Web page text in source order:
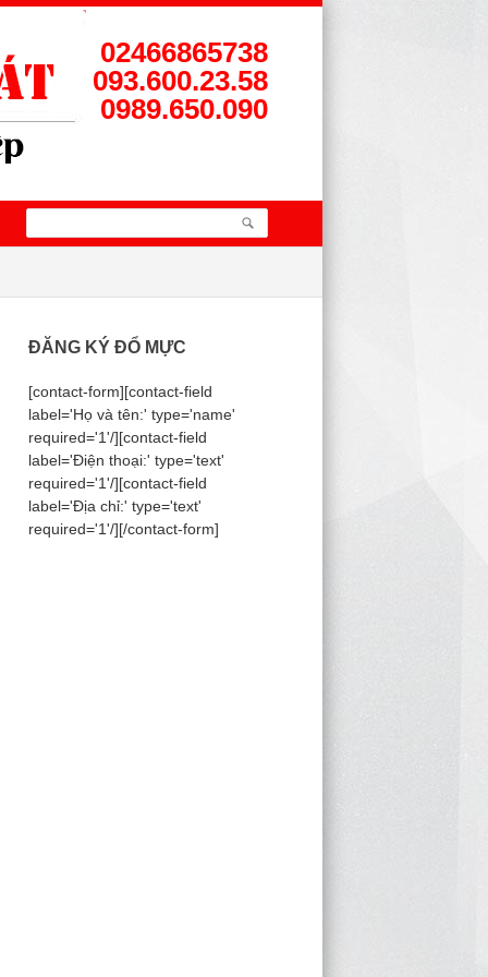
02466865738
093.600.23.58
0989.650.090
ĐĂNG KÝ ĐỔ MỰC
[contact-form][contact-field
label='Họ và tên:' type='name'
required='1'/][contact-field
label='Điện thoại:' type='text'
required='1'/][contact-field
label='Địa chỉ:' type='text'
required='1'/][/contact-form]